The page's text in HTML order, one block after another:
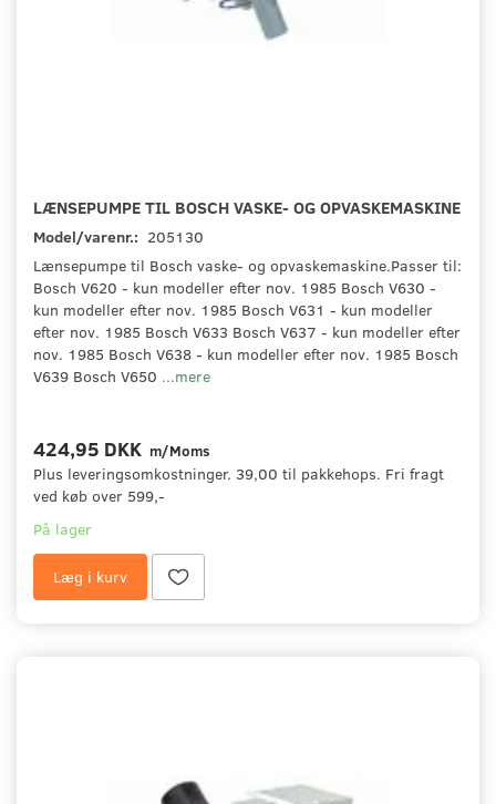
LÆNSEPUMPE TIL BOSCH VASKE- OG OPVASKEMASKINE
Model/varenr.: 205130
Lænsepumpe til Bosch vaske- og opvaskemaskine.Passer til:
Bosch V620 - kun modeller efter nov. 1985 Bosch V630 -
kun modeller efter nov. 1985 Bosch V631 - kun modeller
efter nov. 1985 Bosch V633 Bosch V637 - kun modeller efter
nov. 1985 Bosch V638 - kun modeller efter nov. 1985 Bosch
V639 Bosch V650 ...mere
424,95 DKK m/Moms
Plus leveringsomkostninger. 39,00 til pakkehops. Fri fragt
ved køb over 599,-
På lager
Læg i kurv